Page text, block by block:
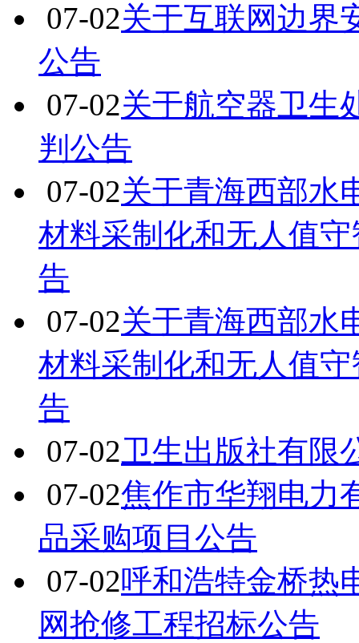
07-02关于互联网边界
公告
07-02关于航空器卫生
判公告
07-02关于青海西部水
材料采制化和无人值
告
07-02关于青海西部水
材料采制化和无人值
告
07-02卫生出版社有限
07-02焦作市华翔电力
品采购项目公告
07-02呼和浩特金桥热
网抢修工程招标公告